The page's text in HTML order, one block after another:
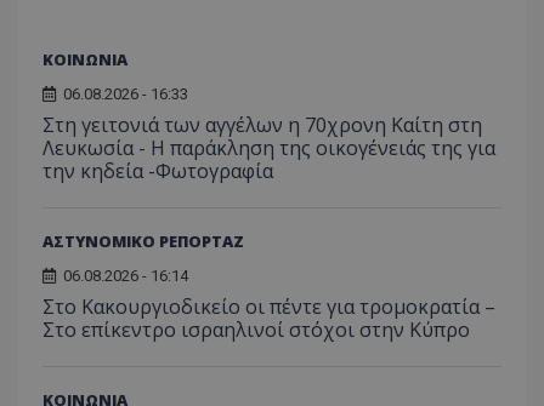
ΚΟΙΝΩΝΙΑ
06.08.2026 - 16:33
Στη γειτονιά των αγγέλων η 70χρονη Καίτη στη
Λευκωσία - Η παράκληση της οικογένειάς της για
την κηδεία -Φωτογραφία
ΑΣΤΥΝΟΜΙΚΟ ΡΕΠΟΡΤΑΖ
06.08.2026 - 16:14
Στο Κακουργιοδικείο οι πέντε για τρομοκρατία –
Στο επίκεντρο ισραηλινοί στόχοι στην Κύπρο
ΚΟΙΝΩΝΙΑ